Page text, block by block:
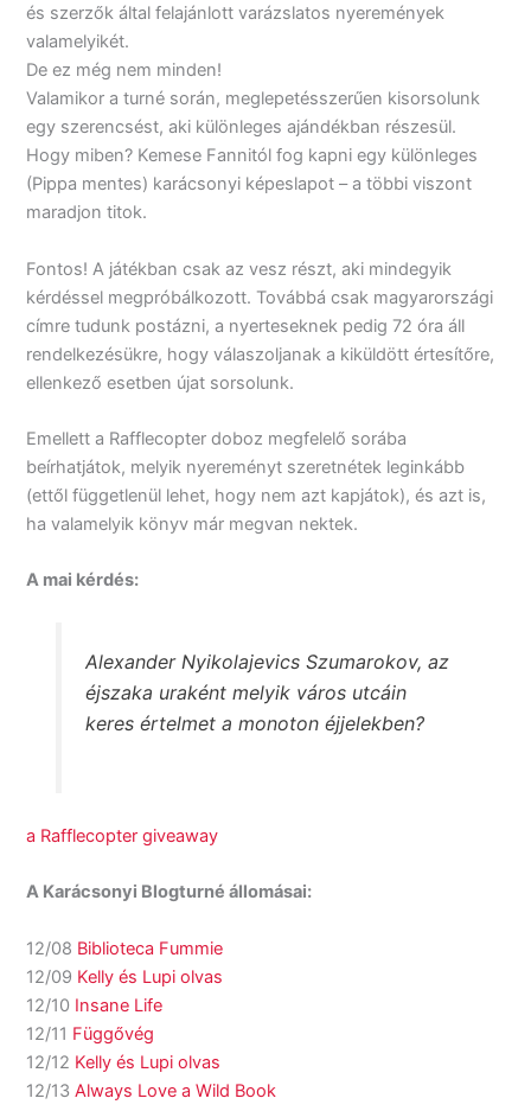
és szerzők által felajánlott varázslatos nyeremények
valamelyikét.
De ez még nem minden!
Valamikor a turné során, meglepetésszerűen kisorsolunk
egy szerencsést, aki különleges ajándékban részesül.
Hogy miben? Kemese Fannitól fog kapni egy különleges
(Pippa mentes) karácsonyi képeslapot – a többi viszont
maradjon titok.
Fontos! A játékban csak az vesz részt, aki mindegyik
kérdéssel megpróbálkozott. Továbbá csak magyarországi
címre tudunk postázni, a nyerteseknek pedig 72 óra áll
rendelkezésükre, hogy válaszoljanak a kiküldött értesítőre,
ellenkező esetben újat sorsolunk.
Emellett a Rafflecopter doboz megfelelő sorába
beírhatjátok, melyik nyereményt szeretnétek leginkább
(ettől függetlenül lehet, hogy nem azt kapjátok), és azt is,
ha valamelyik könyv már megvan nektek.
A mai kérdés:
Alexander Nyikolajevics Szumarokov, az
éjszaka uraként melyik város utcáin
keres értelmet a monoton éjjelekben?
a Rafflecopter giveaway
A Karácsonyi Blogturné állomásai:
12/08 Biblioteca Fummie
12/09 Kelly és Lupi olvas
12/10 Insane Life
12/11 Függővég
12/12 Kelly és Lupi olvas
12/13Always Love a Wild Book